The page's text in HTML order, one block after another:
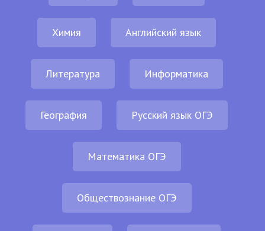
Химия Английский язык
Литература Информатика
География Русский язык ОГЭ
Математика ОГЭ
Обществознание ОГЭ